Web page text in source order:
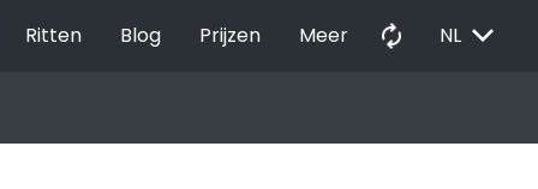
Ritten Blog Prijzen Meer autorenew NL EXPAND_MORE